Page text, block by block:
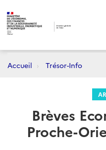
Accueil Trésor-Info
Brèves
Proche-